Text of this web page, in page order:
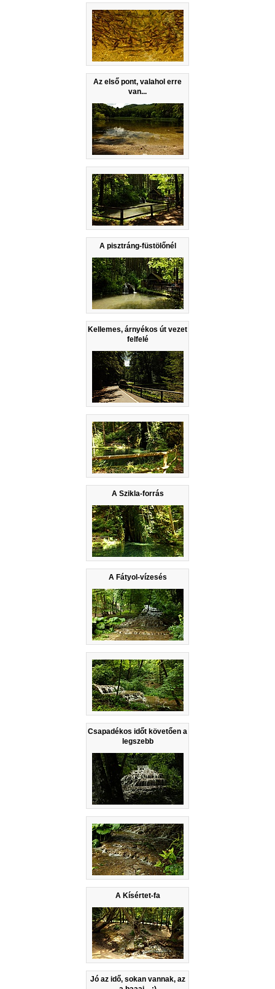
Az első pont, valahol erre
van...
A pisztráng-füstölőnél
Kellemes, árnyékos út vezet
felfelé
A Szikla-forrás
A Fátyol-vízesés
Csapadékos időt követően a
legszebb
A Kísértet-fa
Jó az idő, sokan vannak, az